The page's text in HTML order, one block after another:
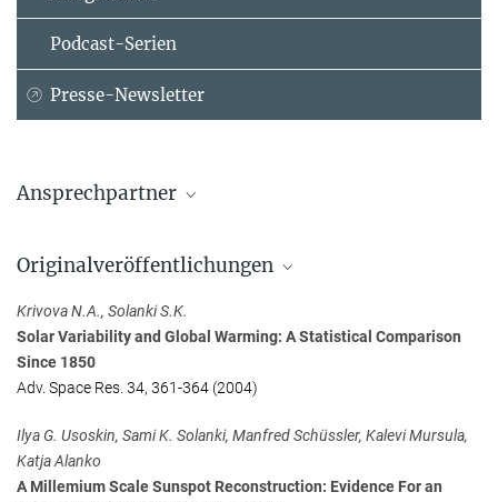
Podcast-Serien
Presse-Newsletter
Ansprechpartner
Max-Planck-Institut für Sonnensystemforschung, Göttingen
solanki-office@...
Prof. Manfred Schüssler
+49 551 384979-469
schuessler@...
Originalveröffentlichungen
Krivova N.A., Solanki S.K.
Solar Variability and Global Warming: A Statistical Comparison
Since 1850
Adv. Space Res. 34, 361-364 (2004)
Ilya G. Usoskin, Sami K. Solanki, Manfred Schüssler, Kalevi Mursula,
Katja Alanko
A Millemium Scale Sunspot Reconstruction: Evidence For an